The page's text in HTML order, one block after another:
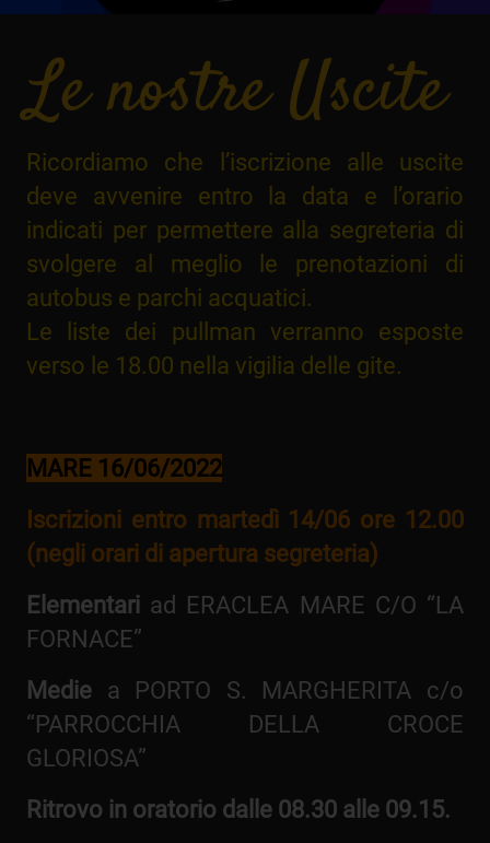
Le nostre Uscite
Ricordiamo che l’iscrizione alle uscite
deve avvenire entro la data e l’orario
indicati per permettere alla segreteria di
svolgere al meglio le prenotazioni di
autobus e parchi acquatici.
Le liste dei pullman verranno esposte
verso le 18.00 nella vigilia delle gite.
MARE 16/06/2022
Iscrizioni entro martedì 14/06 ore 12.00
(negli orari di apertura segreteria)
Elementari ad ERACLEA MARE C/O “LA
FORNACE”
Medie a PORTO S. MARGHERITA c/o
“PARROCCHIA DELLA CROCE
GLORIOSA”
Ritrovo in oratorio dalle 08.30 alle 09.15.